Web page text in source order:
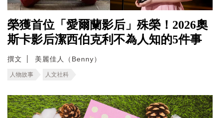
榮獲首位「愛爾蘭影后」殊榮！2026奧
斯卡影后潔西伯克利不為人知的5件事
撰文 美麗佳人（Benny）
人物故事 人文社科